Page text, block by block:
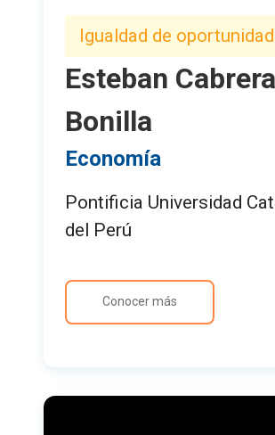
Igualdad de
Esteban Cabrera
Bonilla
Economía
Pontificia Universidad
del Perú
Conocer más